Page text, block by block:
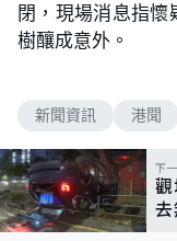
閉，現場消息指
樹釀成意外。
新聞資訊 港聞
下